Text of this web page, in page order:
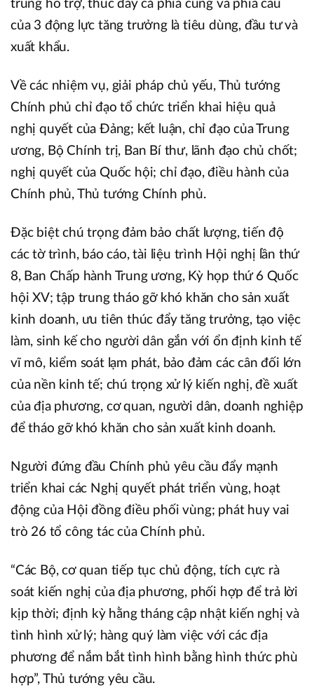
trung hỗ trợ, thúc đẩy cả phía cung và phía cầu
của 3 động lực tăng trưởng là tiêu dùng, đầu tư và
xuất khẩu.
Về các nhiệm vụ, giải pháp chủ yếu, Thủ tướng
Chính phủ chỉ đạo tổ chức triển khai hiệu quả
nghị quyết của Đảng; kết luận, chỉ đạo của Trung
ương, Bộ Chính trị, Ban Bí thư, lãnh đạo chủ chốt;
nghị quyết của Quốc hội; chỉ đạo, điều hành của
Chính phủ, Thủ tướng Chính phủ.
Đặc biệt chú trọng đảm bảo chất lượng, tiến độ
các tờ trình, báo cáo, tài liệu trình Hội nghị lần thứ
8, Ban Chấp hành Trung ương, Kỳ họp thứ 6 Quốc
hội XV; tập trung tháo gỡ khó khăn cho sản xuất
kinh doanh, ưu tiên thúc đẩy tăng trưởng, tạo việc
làm, sinh kế cho người dân gắn với ổn định kinh tế
vĩ mô, kiểm soát lạm phát, bảo đảm các cân đối lớn
của nền kinh tế; chú trọng xử lý kiến nghị, đề xuất
của địa phương, cơ quan, người dân, doanh nghiệp
để tháo gỡ khó khăn cho sản xuất kinh doanh.
Người đứng đầu Chính phủ yêu cầu đẩy mạnh
triển khai các Nghị quyết phát triển vùng, hoạt
động của Hội đồng điều phối vùng; phát huy vai
trò 26 tổ công tác của Chính phủ.
“Các Bộ, cơ quan tiếp tục chủ động, tích cực rà
soát kiến nghị của địa phương, phối hợp để trả lời
kịp thời; định kỳ hằng tháng cập nhật kiến nghị và
tình hình xử lý; hàng quý làm việc với các địa
phương để nắm bắt tình hình bằng hình thức phù
hợp”, Thủ tướng yêu cầu.